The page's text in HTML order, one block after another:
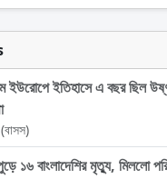
ইউরোপে ইতিহাসে এ বছর ছিল
১৬ বাংলাদেশির মৃত্যু, মিললো